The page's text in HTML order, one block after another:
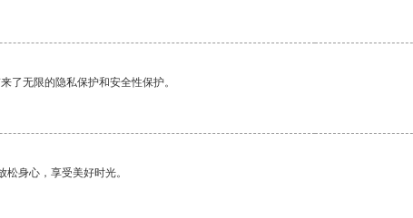
了无限的隐私保护和安全性保护。
身心，享受美好时光。